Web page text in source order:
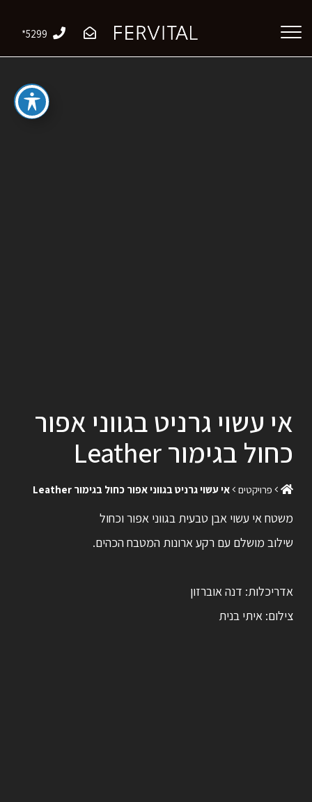
*5299
אי עשוי גרניט בגווני אפור
כחול בגימור Leather
פרויקטים אי עשוי גרניט בגווני אפור כחול בגימור Leather
משטח אי עשוי אבן טבעית בגווני אפור וכחול
שילוב מושלם עם רקע ארונות המטבח הכהים.
אדריכלות: דנה אוברזון
צילום: איתי בנית